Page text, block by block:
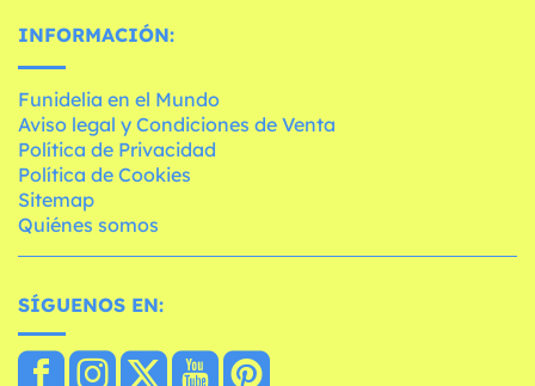
INFORMACIÓN:
Funidelia en el Mundo
Aviso legal y Condiciones de Venta
Política de Privacidad
Política de Cookies
Sitemap
Quiénes somos
SÍGUENOS EN: